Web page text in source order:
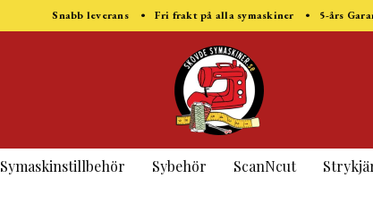
Snabb leverans • Fri frakt på alla symaskiner • 5-års
Symaskinstillbehör Sybehör ScanNcut